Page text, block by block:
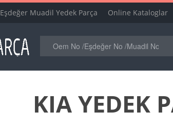
Eşdeğer Muadil Yedek Parça Online Kataloglar
KIA YEDEK